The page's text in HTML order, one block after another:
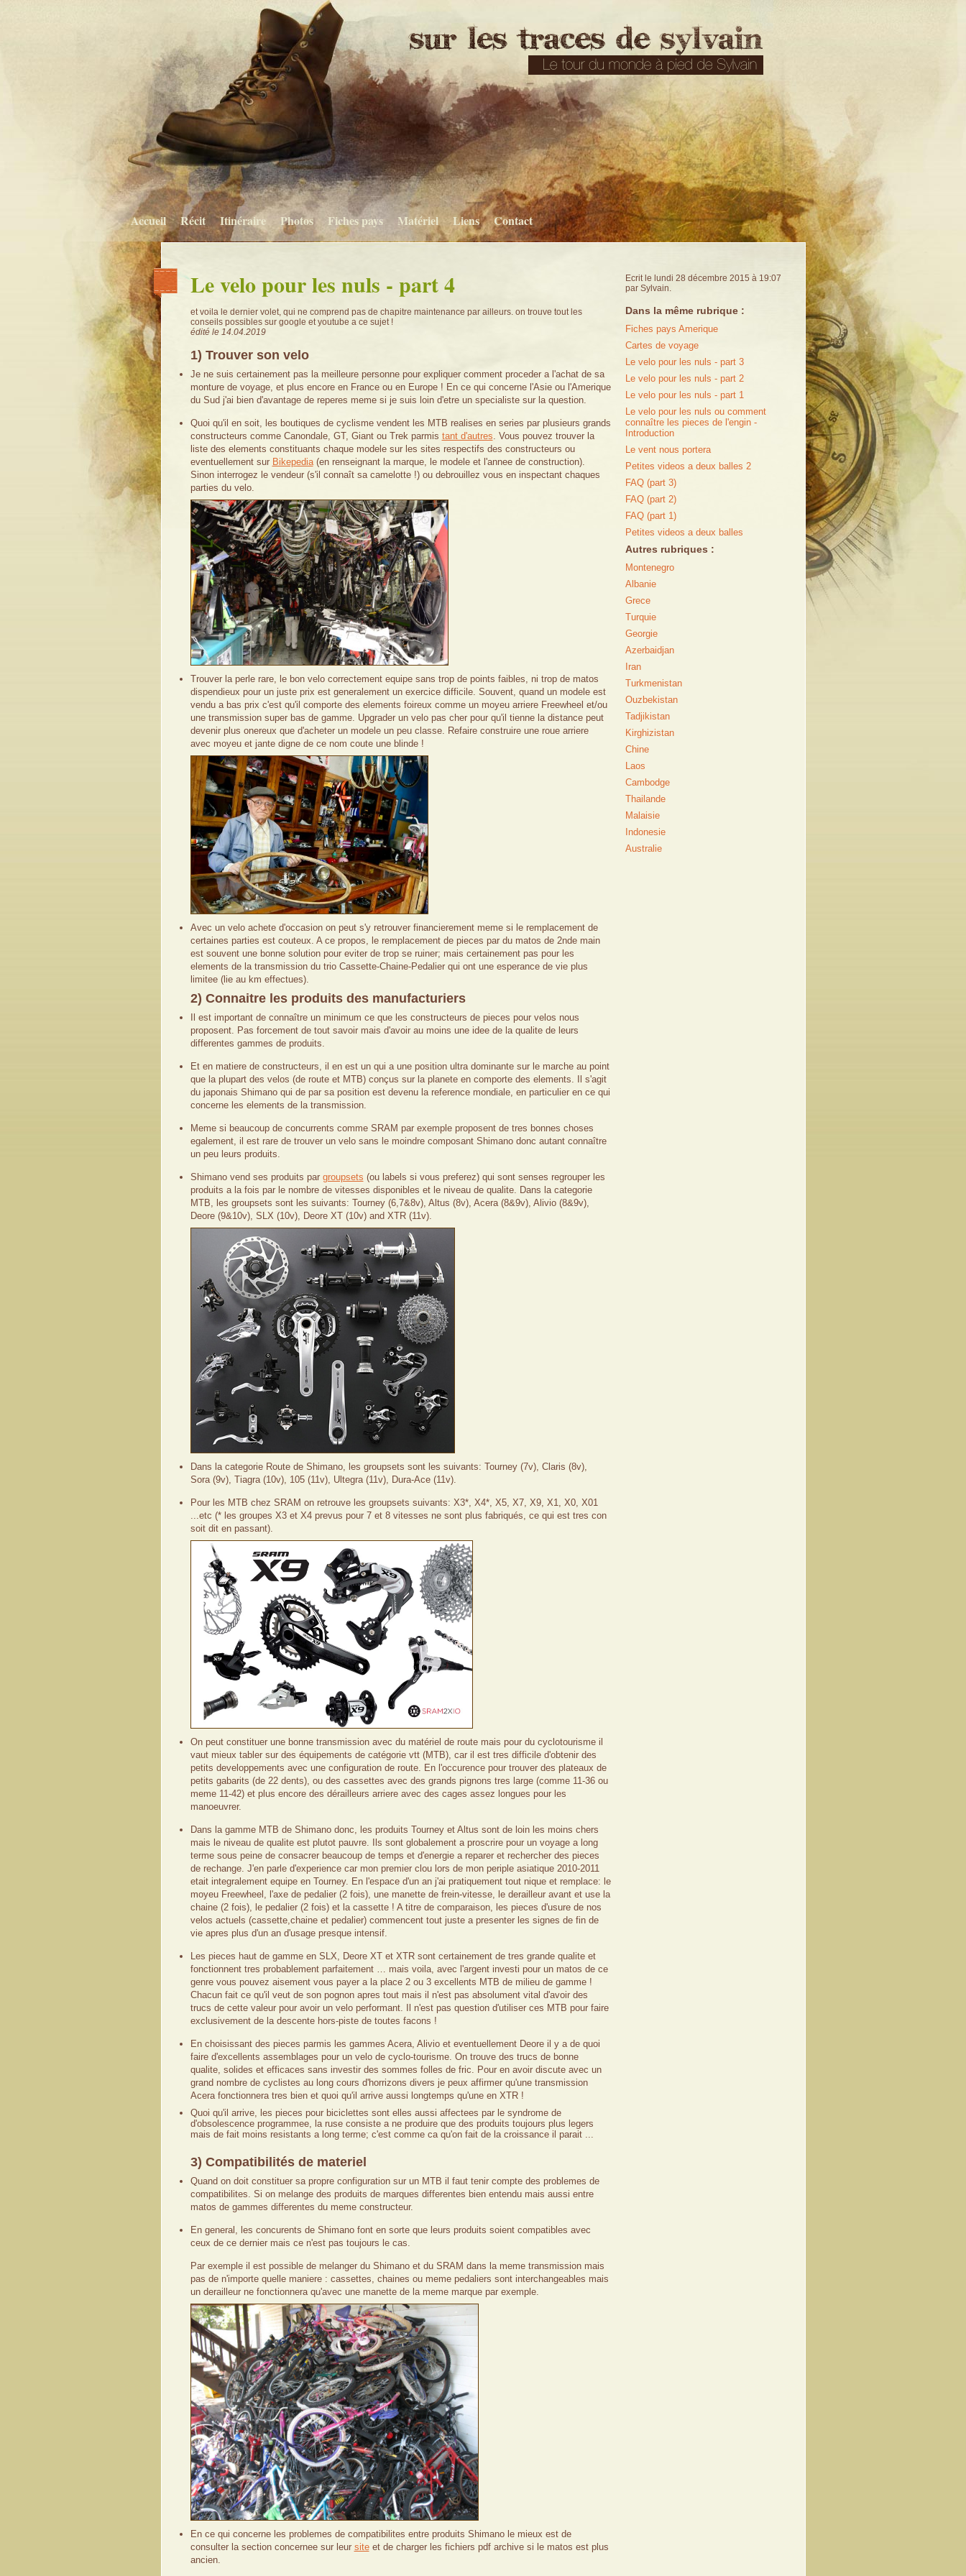
Accueil Récit Itinéraire Photos Fiches pays Matériel Liens Contact
Ecrit le lundi 28 décembre 2015 à 19:07
par Sylvain.
Dans la même rubrique :
Fiches pays Amerique
Cartes de voyage
Le velo pour les nuls - part 3
Le velo pour les nuls - part 2
Le velo pour les nuls - part 1
Le velo pour les nuls ou comment
connaître les pieces de l'engin -
Introduction
Le vent nous portera
Petites videos a deux balles 2
FAQ (part 3)
FAQ (part 2)
FAQ (part 1)
Petites videos a deux balles
Autres rubriques :
Montenegro
Albanie
Grece
Turquie
Georgie
Azerbaidjan
Iran
Turkmenistan
Ouzbekistan
Tadjikistan
Kirghizistan
Chine
Laos
Cambodge
Thailande
Malaisie
Indonesie
Australie
Le velo pour les nuls - part 4
et voila le dernier volet, qui ne comprend pas de chapitre maintenance par ailleurs. on trouve tout les
conseils possibles sur google et youtube a ce sujet !
édité le 14.04.2019
1) Trouver son velo
Je ne suis certainement pas la meilleure personne pour expliquer comment proceder a l'achat de sa
monture de voyage, et plus encore en France ou en Europe ! En ce qui concerne l'Asie ou l'Amerique
du Sud j'ai bien d'avantage de reperes meme si je suis loin d'etre un specialiste sur la question.
Quoi qu'il en soit, les boutiques de cyclisme vendent les MTB realises en series par plusieurs grands
constructeurs comme Canondale, GT, Giant ou Trek parmis tant d'autres. Vous pouvez trouver la
liste des elements constituants chaque modele sur les sites respectifs des constructeurs ou
eventuellement sur Bikepedia(en renseignant la marque, le modele et l'annee de construction).
Sinon interrogez le vendeur (s'il connaît sa camelotte !) ou debrouillez vous en inspectant chaques
parties du velo.
Trouver la perle rare, le bon velo correctement equipe sans trop de points faibles, ni trop de matos
dispendieux pour un juste prix est generalement un exercice difficile. Souvent, quand un modele est
vendu a bas prix c'est qu'il comporte des elements foireux comme un moyeu arriere Freewheel et/ou
une transmission super bas de gamme. Upgrader un velo pas cher pour qu'il tienne la distance peut
devenir plus onereux que d'acheter un modele un peu classe. Refaire construire une roue arriere
avec moyeu et jante digne de ce nom coute une blinde !
Avec un velo achete d'occasion on peut s'y retrouver financierement meme si le remplacement de
certaines parties est couteux. A ce propos, le remplacement de pieces par du matos de 2nde main
est souvent une bonne solution pour eviter de trop se ruiner; mais certainement pas pour les
elements de la transmission du trio Cassette-Chaine-Pedalier qui ont une esperance de vie plus
limitee (lie au km effectues).
2) Connaitre les produits des manufacturiers
Il est important de connaître un minimum ce que les constructeurs de pieces pour velos nous
proposent. Pas forcement de tout savoir mais d'avoir au moins une idee de la qualite de leurs
differentes gammes de produits.
Et en matiere de constructeurs, il en est un qui a une position ultra dominante sur le marche au point
que la plupart des velos (de route et MTB) conçus sur la planete en comporte des elements. Il s'agit
du japonais Shimano qui de par sa position est devenu la reference mondiale, en particulier en ce qui
concerne les elements de la transmission.
Meme si beaucoup de concurrents comme SRAM par exemple proposent de tres bonnes choses
egalement, il est rare de trouver un velo sans le moindre composant Shimano donc autant connaître
un peu leurs produits.
Shimano vend ses produits par groupsets (ou labels si vous preferez) qui sont senses regrouper les
produits a la fois par le nombre de vitesses disponibles et le niveau de qualite. Dans la categorie
MTB, les groupsets sont les suivants: Tourney (6,7&8v), Altus (8v), Acera (8&9v), Alivio (8&9v),
Deore (9&10v), SLX (10v), Deore XT (10v)and XTR (11v).
Dans la categorie Route de Shimano, les groupsets sont les suivants: Tourney (7v), Claris (8v),
Sora (9v), Tiagra (10v), 105 (11v), Ultegra (11v), Dura-Ace (11v).
Pour les MTB chez SRAM on retrouve les groupsets suivants: X3*, X4*, X5, X7, X9, X1, X0, X01
...etc (* les groupes X3 etX4 prevus pour 7 et 8 vitesses ne sont plus fabriqués, ce qui est tres con
soit dit en passant).
On peut constituer une bonne transmission avec du matériel de route mais pour du cyclotourisme il
vaut mieux tabler sur des équipements de catégorie vtt (MTB), car il est tres difficile d'obtenir des
petits developpements avec une configuration de route. En l'occurencepour trouver des plateaux de
petits gabarits (de 22 dents), ou des cassettes avec des grands pignons tres large (comme 11-36 ou
meme 11-42) et plus encore des dérailleurs arriere avec des cages assez longues pour les
manoeuvrer.
Dans la gamme MTB de Shimano donc, les produits Tourney et Altus sont de loin les moins chers
mais le niveau de qualite est plutot pauvre. Ils sont globalement a proscrire pour un voyage a long
terme sous peine de consacrer beaucoup de temps et d'energie a reparer et rechercher des pieces
de rechange. J'en parle d'experience car mon premier clou lors de mon periple asiatique 2010-2011
etait integralement equipe en Tourney. En l'espace d'un an j'ai pratiquement tout nique et remplace: le
moyeu Freewheel, l'axe de pedalier (2 fois), une manette de frein-vitesse, le derailleur avant et use la
chaine (2 fois), le pedalier (2 fois) et la cassette ! A titre de comparaison, les pieces d'usure de nos
velos actuels (cassette,chaine et pedalier) commencent tout juste a presenter les signes de fin de
vie apres plus d'un an d'usage presque intensif.
Les pieces haut de gamme en SLX, Deore XT et XTR sont certainement de tres grande qualite et
fonctionnent tres probablement parfaitement … mais voila, avec l'argent investi pour un matos de ce
genre vous pouvez aisement vous payer a la place 2 ou 3 excellents MTB de milieu de gamme !
Chacun fait ce qu'il veut de son pognon apres tout mais il n'est pas absolument vital d'avoir des
trucs de cette valeur pour avoir un velo performant. Il n'est pas question d'utiliser ces MTB pour faire
exclusivement de la descente hors-piste de toutes facons !
En choisissant des pieces parmis les gammes Acera, Alivio et eventuellement Deore il y a de quoi
faire d'excellents assemblages pour un velo de cyclo-tourisme. On trouve des trucs de bonne
qualite, solides et efficaces sans investir des sommes folles de fric. Pour en avoir discute avec un
grand nombre de cyclistes au long cours d'horrizons divers je peux affirmer qu'une transmission
Acera fonctionnera tres bien et quoi qu'il arrive aussi longtemps qu'une en XTR !
Quoi qu'il arrive, les pieces pour biciclettes sont elles aussi affectees par le syndrome de
d'obsolescence programmee, la ruse consiste a ne produire que des produits toujours plus legers
mais de fait moins resistants a long terme; c'est comme ca qu'on fait de la croissance il parait ...
3) Compatibilités de materiel
Quand on doit constituer sa propre configuration sur un MTB il faut tenir compte des problemes de
compatibilites. Si on melange des produits de marques differentes bien entendu mais aussi entre
matos de gammes differentes du meme constructeur.
En general, les concurents de Shimano font en sorte que leurs produits soient compatibles avec
ceux de ce dernier mais ce n'est pas toujours le cas.
Par exemple il est possible de melanger du Shimano et du SRAM dans la meme transmission mais
pas de n'importe quelle maniere : cassettes, chaines ou meme pedaliers sont interchangeables mais
un derailleur ne fonctionnera qu'avec une manette de la meme marque par exemple.
En ce qui concerne les problemes de compatibilites entre produits Shimano le mieux est de
consulter la section concernee sur leur siteet de charger les fichiers pdf archive si le matos est plus
ancien.